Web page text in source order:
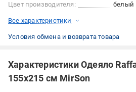
Цвет производителя:
белый
Все характеристики
Условия обмена и возврата товара
Характеристики Одеяло
155x215 см MirSon